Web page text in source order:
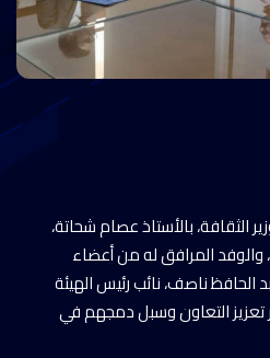
الثقافة، بالأستاذ عصام شحاتة،
والوفد المرافق له من أعضاء
الحافظ ناصف، نائب رئيس الهيئة
تعزيز التعاون وسبل دمجهم في